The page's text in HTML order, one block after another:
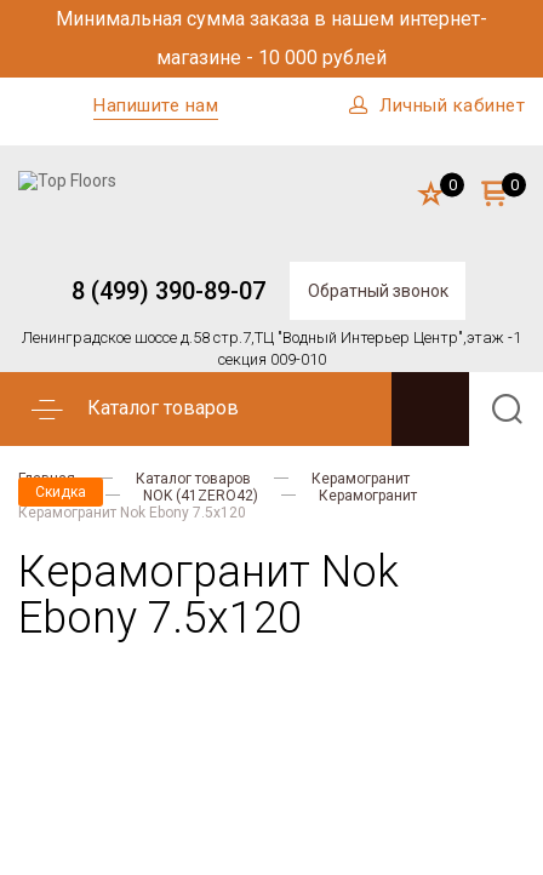
Минимальная сумма заказа в нашем интернет-
магазине - 10 000 рублей
Напишите нам Личный кабинет
8 (499) 390-89-07 Обратный звонок
Ленинградское шоссе д.58 стр.7,ТЦ "Водный Интерьер Центр",этаж -1
секция 009-010
0 0
Каталог товаров
Главная Каталог товаров
Керамогранит
41zero42
NOK (41ZERO42)
Керамогранит
Керамогранит Nok Ebony 7.5x120
Керамогранит Nok
Ebony 7.5x120
Скидка